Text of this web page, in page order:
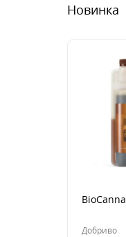
Новинка
Добриво